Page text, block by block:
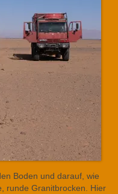
Boden und darauf, wie
runde Granitbrocken. Hier